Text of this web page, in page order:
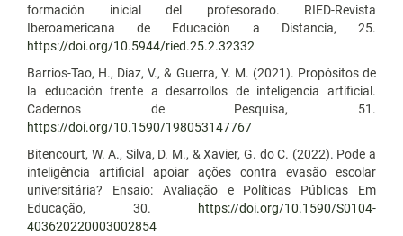
formación inicial del profesorado. RIED-Revista
Iberoamericana de Educación a Distancia, 25.
https://doi.org/10.5944/ried.25.2.32332
Barrios-Tao, H., Díaz, V., & Guerra, Y. M. (2021). Propósitos de
la educación frente a desarrollos de inteligencia artificial.
Cadernos de Pesquisa, 51.
https://doi.org/10.1590/198053147767
Bitencourt, W. A., Silva, D. M., & Xavier, G. do C. (2022). Pode a
inteligência artificial apoiar ações contra evasão escolar
universitária? Ensaio: Avaliação e Políticas Públicas Em
Educação, 30.
https://doi.org/10.1590/S0104-
403620220003002854